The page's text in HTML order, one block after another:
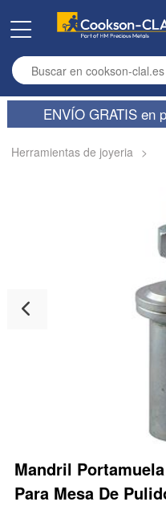
Enter search term
ENVÍO GRATIS en
Herramientas de joyeria >
Mandril
Para Mesa De